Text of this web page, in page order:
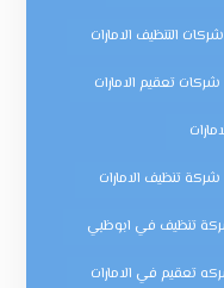
شركات التنظيف الامارات
شركات تعقيم الامارات
شركة تنظيف الامارات
تنظيف في ابوظبي
تعقيم في الامارات